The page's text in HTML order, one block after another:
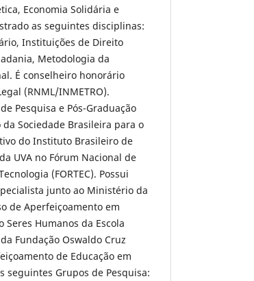
Economia Solidária e
as seguintes disciplinas:
Instituições de Direito
Metodologia da
É conselheiro honorário
(RNML/INMETRO).
Pesquisa e Pós-Graduação
Sociedade Brasileira para o
do Instituto Brasileiro de
UVA no Fórum Nacional de
(FORTEC). Possui
junto ao Ministério da
de Aperfeiçoamento em
Seres Humanos da Escola
Fundação Oswaldo Cruz
de Educação em
seguintes Grupos de Pesquisa: